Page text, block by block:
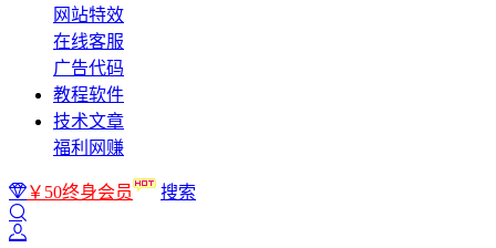
网站特效
在线客服
广告代码
教程软件
技术文章
福利网赚
￥50终身会员 搜索